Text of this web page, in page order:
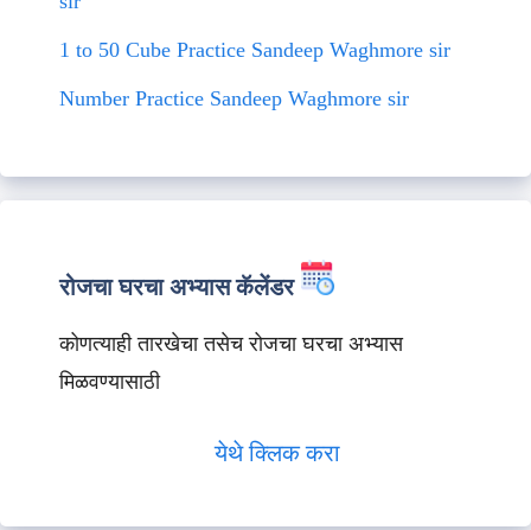
1 to 50 Cube Practice Sandeep Waghmore sir
Number Practice Sandeep Waghmore sir
रोजचा घरचा अभ्यास कॅलेंडर
कोणत्याही तारखेचा तसेच रोजचा घरचा अभ्यास
मिळवण्यासाठी
येथे क्लिक करा